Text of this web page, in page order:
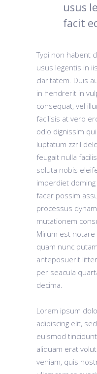
usus
facit
Typi non habent
usus legentis in
claritatem. Duis
in hendrerit in
consequat, vel
facilisis at vero
odio dignissim
luptatum zzril
feugait nulla
soluta nobis
imperdiet
facer possim
processus
mutationem
Mirum est notare
quam nunc
anteposuerit
per seacula
decima.
Lorem ipsum
adipiscing elit,
euismod
aliquam erat
veniam, quis